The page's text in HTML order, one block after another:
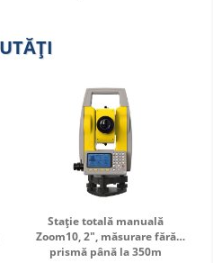
Stație totală manuală
Zoom10, 2", măsurare fără
prismă până la 350m